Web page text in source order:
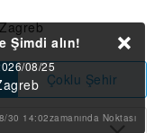
Zagreb
Çoklu Şehir
Şimdi alın!
08/25
30 14:02zamanında Noktası